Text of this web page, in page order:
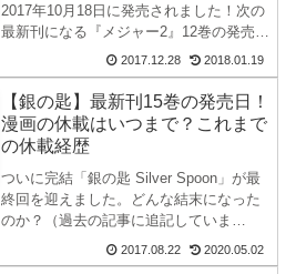
2017年10月18日に発売されました！次の
最新刊になる『メジャー2』12巻の発売日
を調べてみました。MAJOR 2ndの発売日
茂野大吾は、プロ野球選手の父親・吾郎
に憧れて野球を始める。才能の...
2017.12.28 2018.01.19
【銀の匙】最新刊15巻の発売日！
漫画の休載はいつまで？これまで
の休載経歴
ついに完結「銀の匙 Silver Spoon」が最
終回を迎えました。どんな結末になった
のか？（過去の記事に追記していま
す。）荒川弘さんの人気マンガ「銀の匙
Silver Spoon」の14巻が2017年8月18日に
2017.08.22 2020.05.02